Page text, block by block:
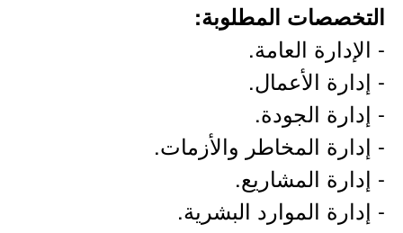
التخصصات المطلوبة:
- الإدارة العامة.
- إدارة الأعمال.
- إدارة الجودة.
- إدارة المخاطر والأزمات.
- إدارة المشاريع.
- إدارة الموارد البشرية.